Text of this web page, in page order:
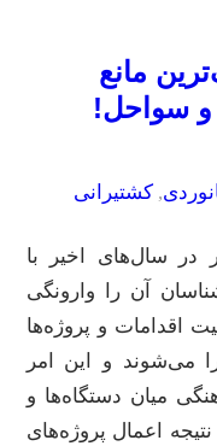
مانع
و سواحل!
, کشتیرانی
در سال‌های اخیر با
آن را وارونگی
اقدامات و پروژه‌ها
می‌شوند و این امر
میان دستگاه‌ها و
اعمال پروژه‌های